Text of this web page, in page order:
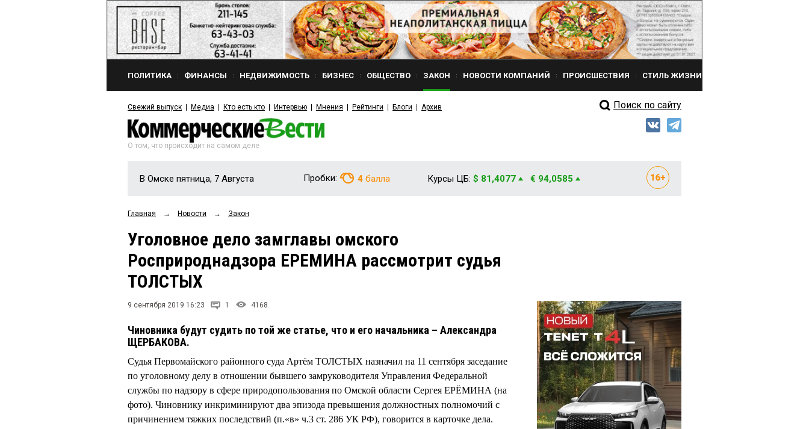
ПОЛИТИКА ФИНАНСЫ НЕДВИЖИМОСТЬ БИЗНЕС ОБЩЕСТВО ЗАКОН НОВОСТИ КОМПАНИЙ ПРОИСШЕСТВИЯ СТИЛЬ ЖИЗНИ
Свежий выпуск Медиа Кто есть кто Интервью Мнения Рейтинги Блоги Архив Поиск по сайту
О том, что происходит на самом деле
В Омске пятница, 7 Августа Пробки: 4 балла Курсы ЦБ: $ 81,4077 € 94,0585
Главная → Новости → Закон
Уголовное дело замглавы омского
Росприроднадзора ЕРЕМИНА рассмотрит судья
ТОЛСТЫХ
9 сентября 2019 16:23 1 4168
Чиновника будут судить по той же статье, что и его начальника – Александра
ЩЕРБАКОВА.
Судья Первомайского районного суда Артём ТОЛСТЫХ назначил на 11 сентября заседание
по уголовному делу в отношении бывшего замруководителя Управления Федеральной
службы по надзору в сфере природопользования по Омской области Сергея ЕРЁМИНА (на
фото). Чиновнику инкриминируют два эпизода превышения должностных полномочий с
причинением тяжких последствий (п.«в» ч.3 ст. 286 УК РФ), говорится в карточке дела.